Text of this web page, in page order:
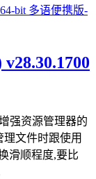
强资源管理器的
文件时跟使用
滑顺程度,要比